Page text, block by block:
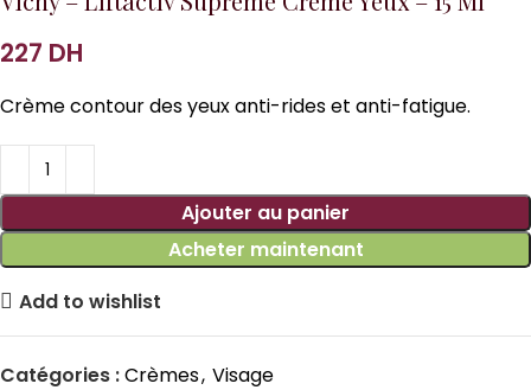
DH
Crème contour des yeux anti-rides et anti-fatigue.
Ajouter au panier
Acheter maintenant
Add to wishlist
Catégories :Crèmes, Visage